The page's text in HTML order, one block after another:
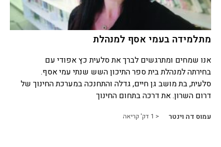
מתלמידה בעמי אסף למנהלת
אנו שמחים ומתרגשים לברך את סלעית כץ אפודי עם
בחירתה למנהלת בית ספר התיכון השש שנתי עמי אסף.
סלעית, בת מושב גן חיים, גדלה והתחנכה במערכת החינוך של
דרום השרון. את דרכה בתחום החינוך
עמוס דה וינטר < 1 דק' קריאה